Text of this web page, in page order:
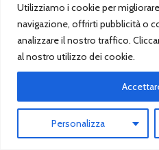
Utilizziamo i cookie per
navigazione, offrirti pubblicità o
analizzare il nostro traffico.
al nostro utilizzo dei cookie.
Personalizza
Vai all’articolo
Commenta